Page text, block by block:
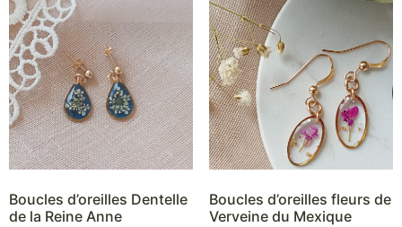
Boucles d’oreilles Dentelle
de la Reine Anne
Boucles d’oreilles fleurs de
Verveine du Mexique